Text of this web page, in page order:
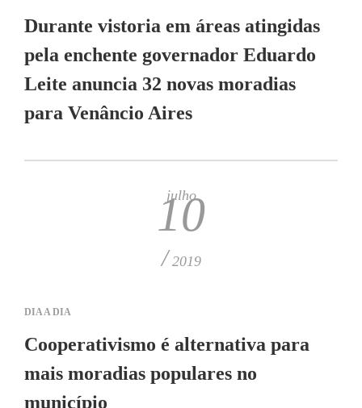
Durante vistoria em áreas atingidas
pela enchente governador Eduardo
Leite anuncia 32 novas moradias
para Venâncio Aires
julho
10
/ 2019
DIA A DIA
Cooperativismo é alternativa para
mais moradias populares no
município